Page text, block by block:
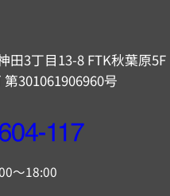
田3丁目13-8 FTK秋葉原5F
301061906960号
～18:00